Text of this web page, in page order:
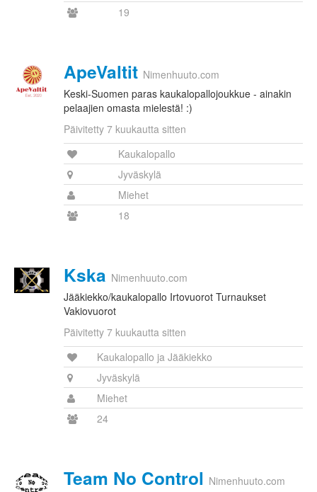
19
ApeValtit Nimenhuuto.com
Keski-Suomen paras kaukalopallojoukkue - ainakin
pelaajien omasta mielestä! :)
Päivitetty 7 kuukautta sitten
Kaukalopallo
Jyväskylä
Miehet
18
Kska Nimenhuuto.com
Jääkiekko/kaukalopallo Irtovuorot Turnaukset
Vakiovuorot
Päivitetty 7 kuukautta sitten
Kaukalopallo ja Jääkiekko
Jyväskylä
Miehet
24
Team No Control Nimenhuuto.com